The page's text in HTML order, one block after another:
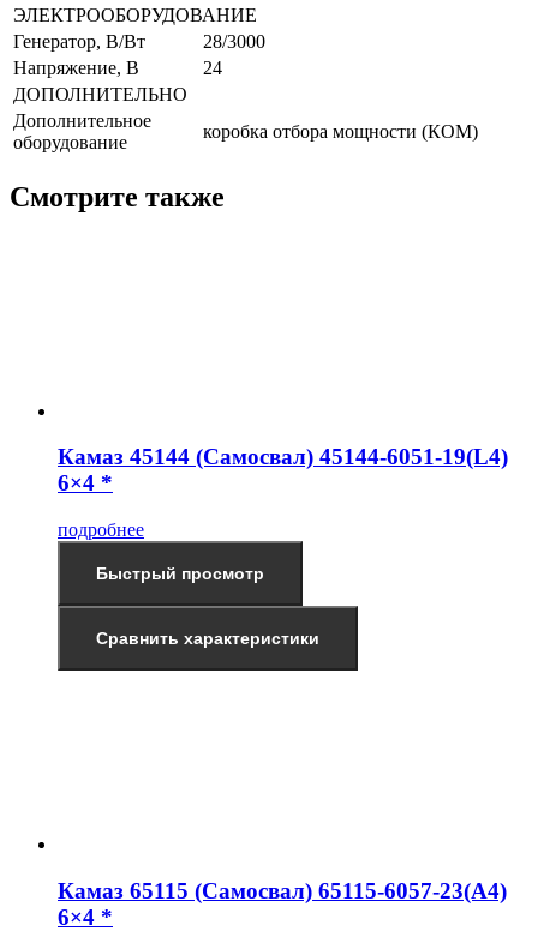
ЭЛЕКТРООБОРУДОВАНИЕ
Генератор, В/Вт
28/3000
Напряжение, B
24
ДОПОЛНИТЕЛЬНО
Дополнительное
оборудование
коробка отбора мощности (КОМ)
Смотрите также
Камаз 45144 (Самосвал) 45144-6051-19(L4)
6×4 *
подробнее
Быстрый просмотр
Сравнить характеристики
Камаз 65115 (Самосвал) 65115-6057-23(А4)
6×4 *